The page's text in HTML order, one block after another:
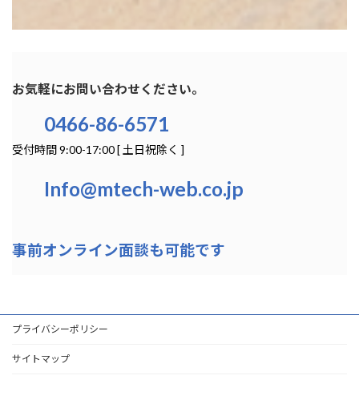
お気軽にお問い合わせください。
0466-86-6571
受付時間 9:00-17:00 [ 土日祝除く ]
Info@mtech-web.co.jp
事前オンライン面談も可能です
プライバシーポリシー
サイトマップ